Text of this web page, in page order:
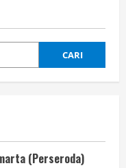
CARI
(Perseroda)